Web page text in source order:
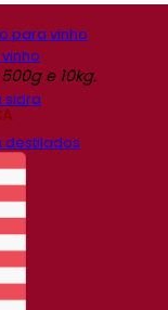
para vinho
sidra
destilados
e 10kg.